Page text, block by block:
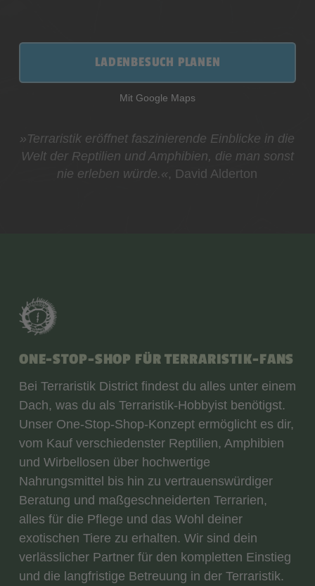
LADENBESUCH PLANEN
Mit Google Maps
»Terraristik eröffnet faszinierende Einblicke in die
Welt der Reptilien und Amphibien, die man sonst
nie erleben würde.«, David Alderton
ONE-STOP-SHOP FÜR TERRARISTIK-FANS
Bei Terraristik District findest du alles unter einem
Dach, was du als Terraristik-Hobbyist benötigst.
Unser One-Stop-Shop-Konzept ermöglicht es dir,
vom Kauf verschiedenster Reptilien, Amphibien
und Wirbellosen über hochwertige
Nahrungsmittel bis hin zu vertrauenswürdiger
Beratung und maßgeschneiderten Terrarien,
alles für die Pflege und das Wohl deiner
exotischen Tiere zu erhalten. Wir sind dein
verlässlicher Partner für den kompletten Einstieg
und die langfristige Betreuung in der Terraristik.